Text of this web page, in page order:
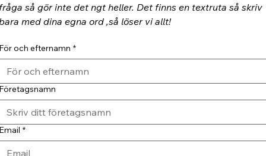
så gör inte det ngt heller. Det finns en textruta så skriv
med dina egna ord ,så löser vi allt!
och efternamn *
*